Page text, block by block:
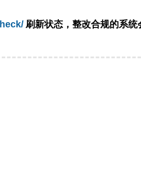
刷新状态，整改合规的系统